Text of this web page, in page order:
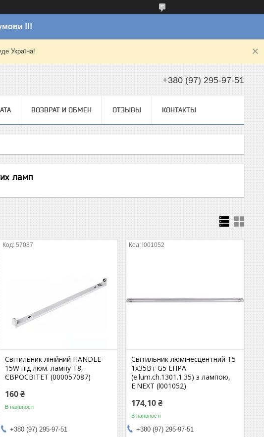
!!!
Україна!
+380 (97) 295-97-51
ВОЗВРАТ И ОБМЕН ОТЗЫВЫ КОНТАКТЫ
ламп
57087
Світильник лінійний HANDLE-
15W під люм. лампу Т8,
ЄВРОСВІТЕТ (000057087)
160 ₴
В наявності
+380 (97) 295-97-51
l001052
Світильник люмінесцентний Т5
1х35Вт G5 ЕПРА
(e.lum.ch.1301.1.35) з лампою,
E.NEXT (l001052)
174,10 ₴
В наявності
+380 (97) 295-97-51